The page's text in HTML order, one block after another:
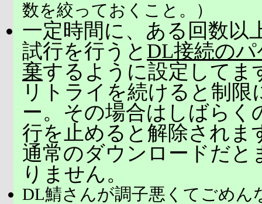
数を絞っておくこと。）
一定時間に、ある回数以
試行を行うと DL接続の
棄するように設定してま
リトライを続けると制限
ー。その場合はしばらく
行を止めると解除されま
通常のダウンロードだと
りません。
DL鯖さんが調子悪くてごめん